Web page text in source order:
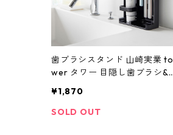
歯ブラシスタンド 山崎実業 to
wer タワー 目隠し歯ブラシ&
26 ブラック
¥1,870
SOLD OUT